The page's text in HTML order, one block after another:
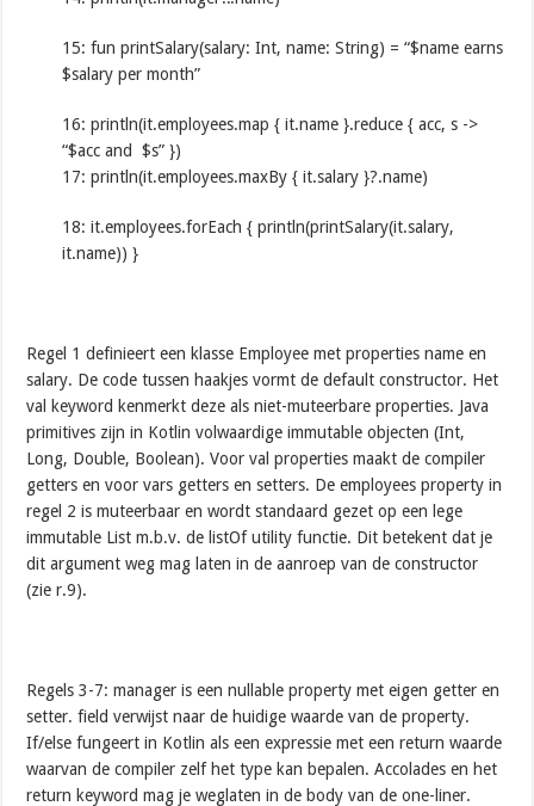
15: fun printSalary(salary: Int, name: String) = “$name earns
$salary per month”
16: println(it.employees.map { it.name }.reduce { acc, s ->
“$acc and $s” })
17: println(it.employees.maxBy { it.salary }?.name)
18: it.employees.forEach { println(printSalary(it.salary,
it.name)) }
Regel 1 definieert een klasse Employee met properties name en
salary. De code tussen haakjes vormt de default constructor. Het
val keyword kenmerkt deze als niet-muteerbare properties. Java
primitives zijn in Kotlin volwaardige immutable objecten (Int,
Long, Double, Boolean). Voor val properties maakt de compiler
getters en voor vars getters en setters. De employees property in
regel 2 is muteerbaar en wordt standaard gezet op een lege
immutable List m.b.v. de listOf utility functie. Dit betekent dat je
dit argument weg mag laten in de aanroep van de constructor
(zie r.9).
Regels 3-7: manager is een nullable property met eigen getter en
setter. field verwijst naar de huidige waarde van de property.
If/else fungeert in Kotlin als een expressie met een return waarde
waarvan de compiler zelf het type kan bepalen. Accolades en het
return keyword mag je weglaten in de body van de one-liner.